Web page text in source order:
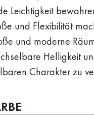
Leichtigkeit
und Flexibilität
und moderne
Helligkeit
Charakter zu